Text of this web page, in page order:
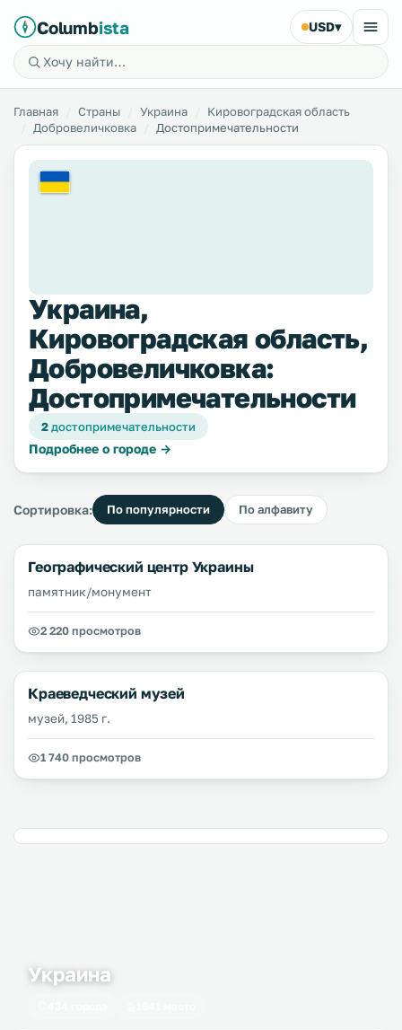
Columbista USD▾
Главная Страны Украина
Кировоградская область
Добровеличковка
Достопримечательности
Украина,
Кировоградская область,
Добровеличковка:
Достопримечательности
2достопримечательности
Подробнее о городе →
Сортировка: По популярности По алфавиту
Географический центр Украины
памятник/монумент
2 220 просмотров
Краеведческий музей
музей, 1985 г.
1 740 просмотров
Украина